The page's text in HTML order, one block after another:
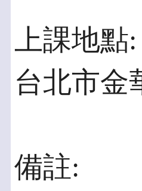
上課地點:
台北市金
備註: